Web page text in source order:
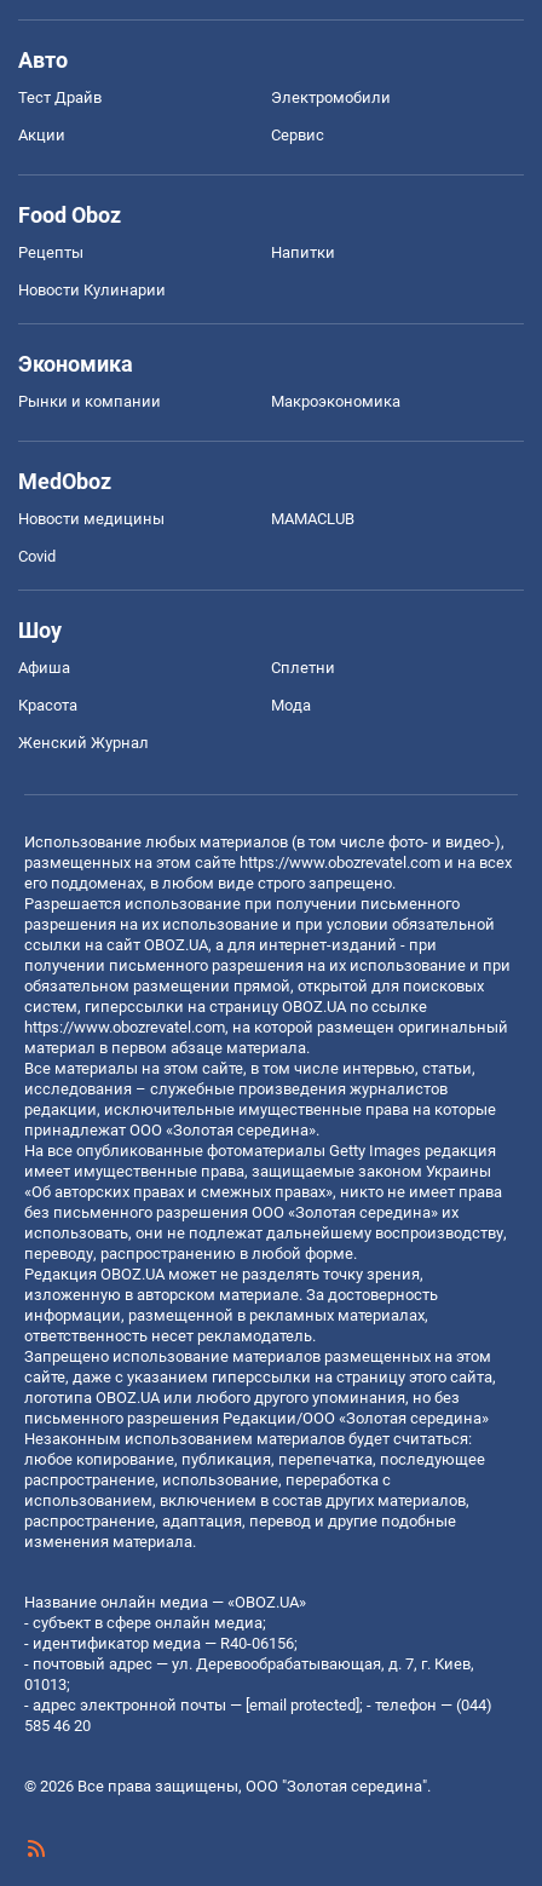
Авто
Тест Драйв Электромобили
Акции Сервис
Food Oboz
Рецепты Напитки
Новости Кулинарии
Экономика
Рынки и компании Mакроэкономика
MedOboz
Новости медицины MAMACLUB
Covid
Шоу
Афиша Сплетни
Красота Мода
Женский Журнал
Использование любых материалов (в том числе фото- и видео-),
размещенных на этом сайте https://www.obozrevatel.com и на всех
его поддоменах, в любом виде строго запрещено.
Разрешается использование при получении письменного
разрешения на их использование и при условии обязательной
ссылки на сайт OBOZ.UA, а для интернет-изданий - при
получении письменного разрешения на их использование и при
обязательном размещении прямой, открытой для поисковых
систем, гиперссылки на страницу OBOZ.UA по ссылке
https://www.obozrevatel.com, на которой размещен оригинальный
материал в первом абзаце материала.
Все материалы на этом сайте, в том числе интервью, статьи,
исследования – служебные произведения журналистов
редакции, исключительные имущественные права на которые
принадлежат ООО «Золотая середина».
На все опубликованные фотоматериалы Getty Images редакция
имеет имущественные права, защищаемые законом Украины
«Об авторских правах и смежных правах», никто не имеет права
без письменного разрешения ООО «Золотая середина» их
использовать, они не подлежат дальнейшему воспроизводству,
переводу, распространению в любой форме.
Редакция OBOZ.UA может не разделять точку зрения,
изложенную в авторском материале. За достоверность
информации, размещенной в рекламных материалах,
ответственность несет рекламодатель.
Запрещено использование материалов размещенных на этом
сайте, даже с указанием гиперссылки на страницу этого сайта,
логотипа OBOZ.UA или любого другого упоминания, но без
письменного разрешения Редакции/ООО «Золотая середина»
Незаконным использованием материалов будет считаться:
любое копирование, публикация, перепечатка, последующее
распространение, использование, переработка с
использованием, включением в состав других материалов,
распространение, адаптация, перевод и другие подобные
изменения материала.
Название онлайн медиа — «OBOZ.UA»
- субъект в сфере онлайн медиа;
- идентификатор медиа — R40-06156;
- почтовый адрес — ул. Деревообрабатывающая, д. 7, г. Киев,
01013;
- адрес электронной почты — [email protected] ; - телефон — (044)
585 46 20
© 2026 Все права защищены, ООО "Золотая середина".